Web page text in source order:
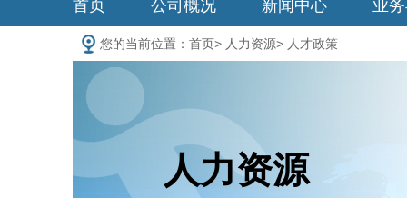
首页 公司概况 新闻中心 业
您的当前位置： 首页> 人力资源> 人才政策
人力资源